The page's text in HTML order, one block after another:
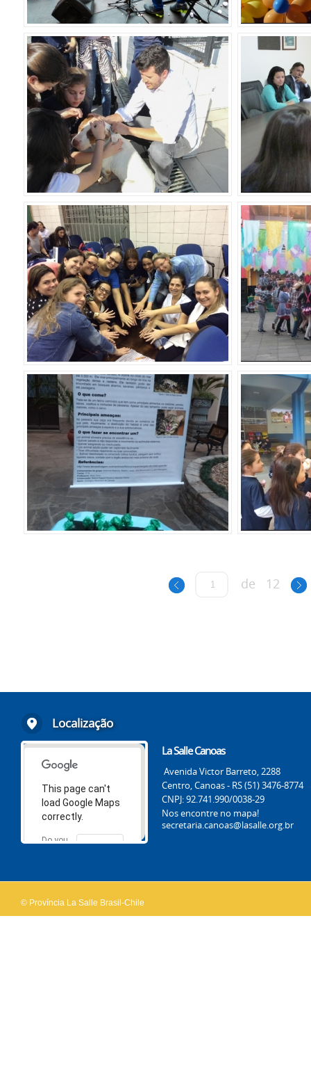
de 12
Localização
This page can't
load Google Maps
correctly.
Do you
OK
La Salle Canoas
Avenida Victor Barreto, 2288
Centro, Canoas - RS (51) 3476-8774
CNPJ: 92.741.990/0038-29
Nos encontre no mapa!
secretaria.canoas@lasalle.org.br
© Província La Salle Brasil-Chile